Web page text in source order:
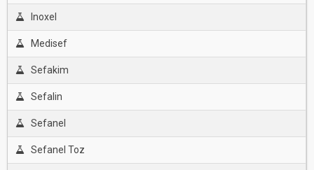
Inoxel
Medisef
Sefakim
Sefalin
Sefanel
Sefanel Toz